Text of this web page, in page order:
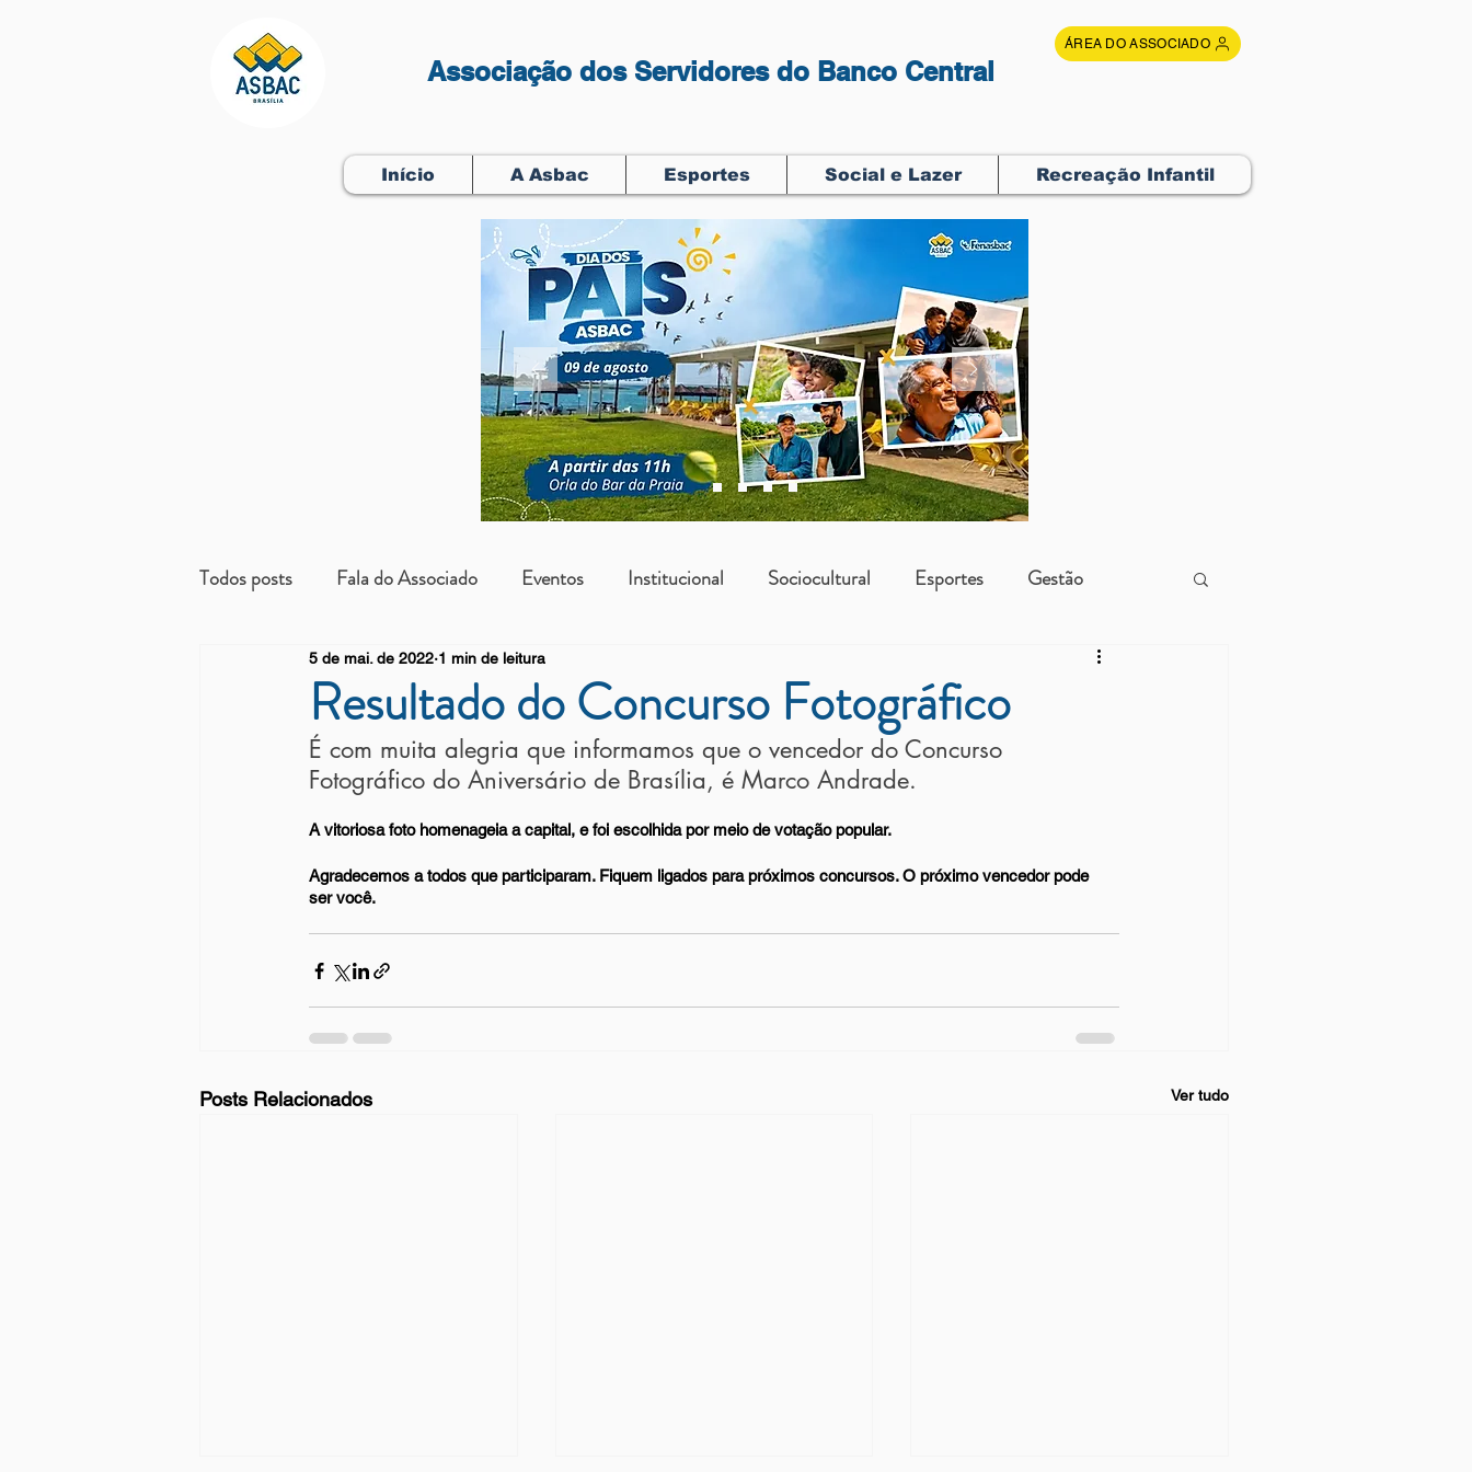
Associação dos Servidores do Banco Central
ÁREA DO ASSOCIADO
Início A Asbac Esportes Social e Lazer Recreação Infantil
Todos posts Fala do Associado Eventos Institucional Sociocultural Esportes Gestão
Beneficientes Arrendatários Vantagens Asbac
Resultado do Concurso Fotográfico
5 de mai. de 2022 1 min de leitura
É com muita alegria que informamos que o vencedor do Concurso
Fotográfico do Aniversário de Brasília, é Marco Andrade.
A vitoriosa foto homenageia a capital, e foi escolhida por meio de votação popular.
Agradecemos a todos que participaram. Fiquem ligados para próximos concursos. O próximo vencedor pode
ser você.
Posts Relacionados Ver tudo